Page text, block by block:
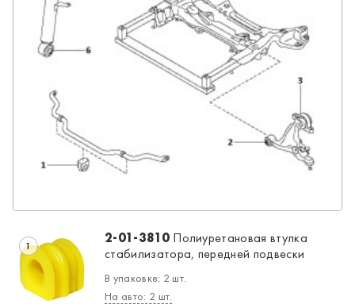
1 2-01-3810Полиуретановая втулка
стабилизатора, передней подвески
В упаковке: 2 шт.
На авто: 2 шт.